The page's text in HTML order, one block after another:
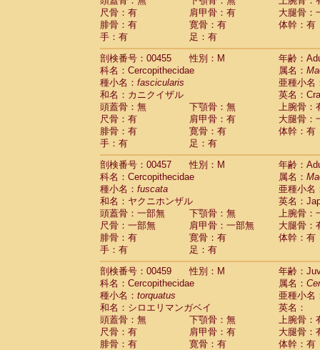
尺骨：有
肩甲骨：有
大腿骨：
腓骨：有
寛骨：有
体幹：有
手：有
足：有
剖検番号：00455
性別：M
年齢：
科名：Cercopithecidae
属名：
種小名： fascicularis
亜種小名
和名：カニクイザル
英名：
頭蓋骨：無
下顎骨：無
上腕骨：
尺骨：有
肩甲骨：有
大腿骨：
腓骨：有
寛骨：有
体幹：有
手：有
足：有
剖検番号：00457
性別：M
年齢：
科名：Cercopithecidae
属名：
種小名： fuscata
亜種小名
和名：ヤクニホンザル
英名：
頭蓋骨：一部無
下顎骨：無
上腕骨：
尺骨：一部無
肩甲骨：一部無
大腿骨：
腓骨：有
寛骨：有
体幹：有
手：有
足：有
剖検番号：00459
性別：M
年齢：
科名：Cercopithecidae
属名：
種小名： torquatus
亜種小名
和名：シロエリマンガベイ
英名：
頭蓋骨：無
下顎骨：無
上腕骨：
尺骨：有
肩甲骨：有
大腿骨：
腓骨：有
寛骨：有
体幹：有